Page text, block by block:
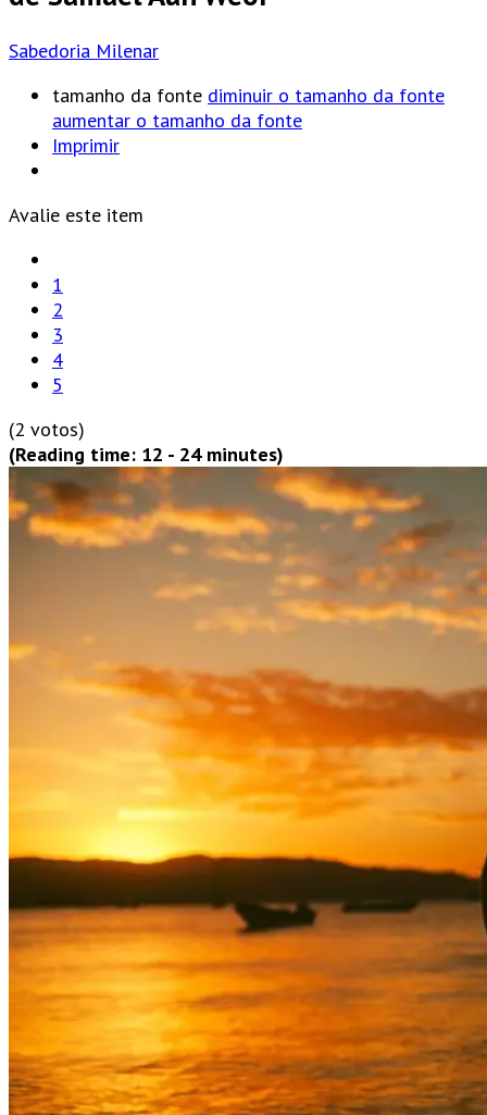
Sabedoria Milenar
tamanho da fonte diminuir o tamanho da fonte
aumentar o tamanho da fonte
Imprimir
Avalie este item
1
2
3
4
5
(2 votos)
(Reading time: 12 - 24 minutes)